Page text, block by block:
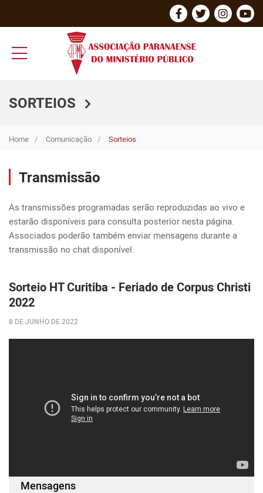
SORTEIOS
Home Comunicação Sorteios
Transmissão
As transmissões programadas serão reproduzidas ao vivo e
estarão disponíveis para consulta posterior nesta página.
Associados poderão também enviar mensagens durante a
transmissão no chat disponível.
Sorteio HT Curitiba - Feriado de Corpus Christi
2022
8 DE JUNHO DE 2022
Mensagens